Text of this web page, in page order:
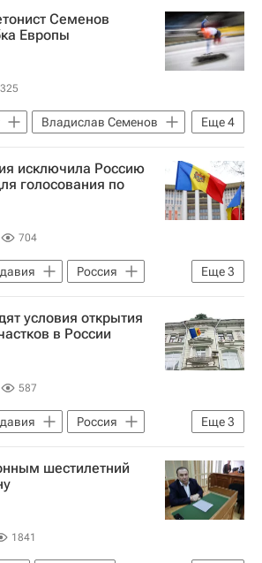
Семенов
Европы
325
Еще4
Владислав Семенов
IBSF
комитет (МОК)
исключила Россию
голосования по
704
Еще3
Россия
Захарова СНГ
условия открытия
в России
587
Еще3
Россия
Попшой
шестилетний
1841